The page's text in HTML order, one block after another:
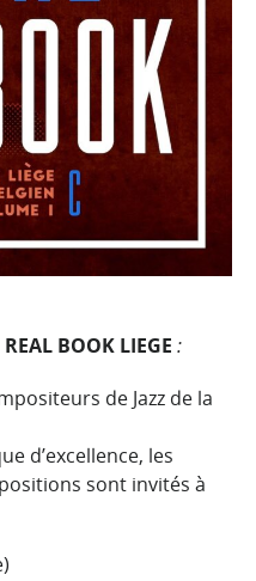
BOOK LIEGE :
de Jazz de la
d’excellence, les
sont invités à